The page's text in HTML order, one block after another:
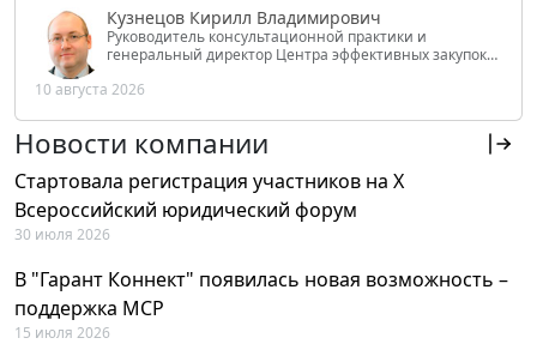
Кузнецов Кирилл Владимирович
Руководитель консультационной практики и
генеральный директор Центра эффективных закупок
РФ
10 августа 2026
Новости компании
Стартовала регистрация участников на X
Всероссийский юридический форум
30 июля 2026
В "Гарант Коннект" появилась новая возможность –
поддержка MCP
15 июля 2026